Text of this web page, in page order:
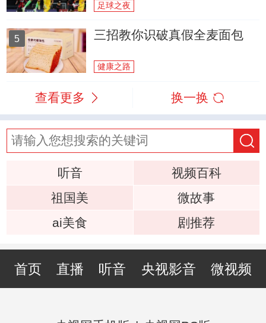
足球之夜
5 三招教你识破真假全麦面包
健康之路
查看更多 换一换
听音
视频百科
祖国美
微故事
ai美食
剧推荐
首页 直播 听音 央视影音 微视频